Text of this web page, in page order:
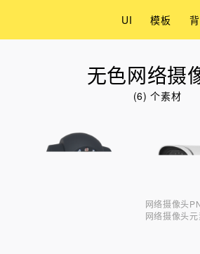
UI 模板
无色网络摄
(6) 个素材
网络摄像头
网络摄像头